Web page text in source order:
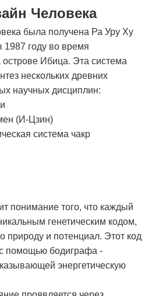
Человека
была получена Ра Уру Ху
году во время
острове Ибица. Эта система
нескольких древних
научных дисциплин:
(И-Цзин)
система чакр
понимание того, что каждый
генетическим кодом,
природу и потенциал. Этот код
помощью бодиграфа -
энергетическую